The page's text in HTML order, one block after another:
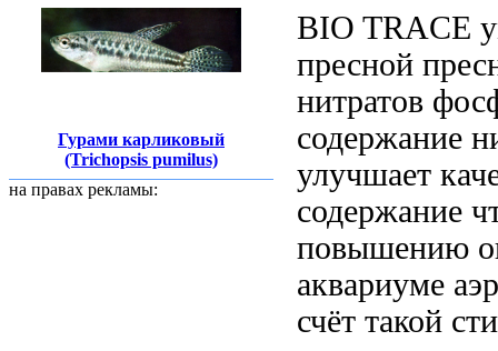
Гурами карликовый
(Trichopsis pumilus)
на правах рекламы:
BIO TRACE
пресной
нитратов
содержание
улучшает
содержание
повышению
аквариуме
счёт такой